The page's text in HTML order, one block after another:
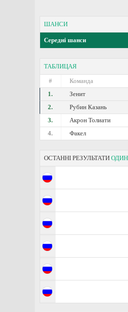
ШАНСИ
Середні шанси
ТАБЛИЦАЯ
#
Команда
1.
Зенит
2.
Рубин Казань
3.
Акрон Толиати
4.
Факел
ОСТАННІ РЕЗУЛЬТАТИ